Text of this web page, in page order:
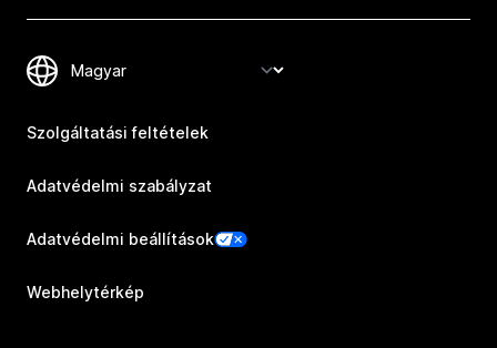
Szolgáltatási feltételek
Adatvédelmi szabályzat
Adatvédelmi beállítások
Webhelytérkép